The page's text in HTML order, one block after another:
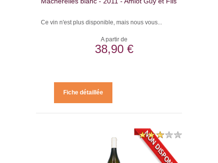
Ce vin n'est plus disponible, mais nous vous...
A partir de
38,90 €
Fiche détaillée